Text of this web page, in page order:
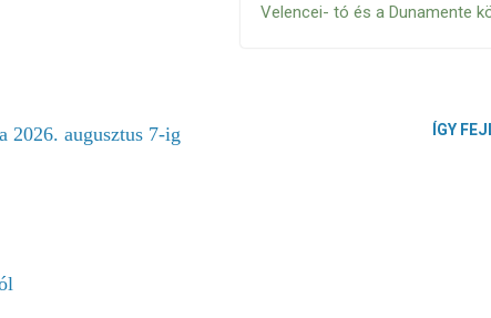
Velencei- tó és a Dunamente
2026. augusztus 7-ig
ÍGY